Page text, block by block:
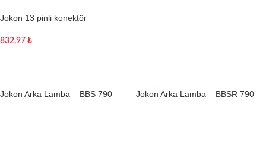
Jokon 13 pinli konektör
832,97 ₺
Jokon Arka Lamba – BBS 790 Jokon Arka Lamba – BBSR 790